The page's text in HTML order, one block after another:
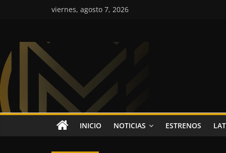
viernes, agosto 7, 2026
Colombia
Music
Inc
Colombia
Music
INICIO NOTICIAS ESTRENOS